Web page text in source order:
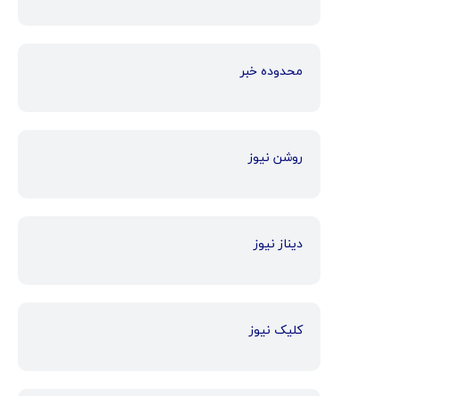
محدوده خبر
روشن نیوز
دیناز نیوز
کلیک نیوز